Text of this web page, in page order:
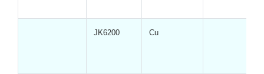
JK6200 Cu